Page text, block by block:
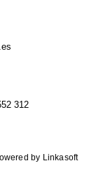
312
by Linkasoft